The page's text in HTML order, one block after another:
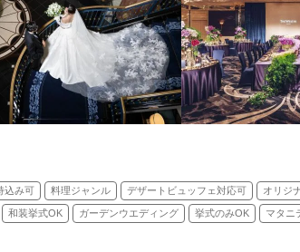
込み可 料理ジャンル デザートビュッフェ対応可 オリジ
和装挙式OK ガーデンウエディング 挙式のみOK マタニ